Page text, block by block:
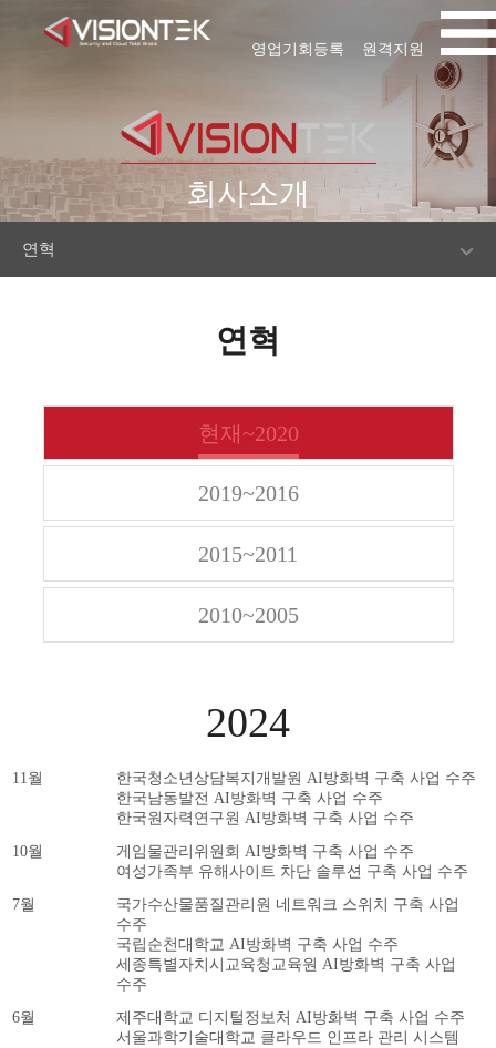
원격지원
영업기회등록
회사소개
연혁
연혁
현재~2020
2019~2016
2015~2011
2010~2005
2024
11월
한국청소년상담복지개발원 AI방화벽 구축 사업 수주
한국남동발전 AI방화벽 구축 사업 수주
한국원자력연구원 AI방화벽 구축 사업 수주
10월
게임물관리위원회 AI방화벽 구축 사업 수주
여성가족부 유해사이트 차단 솔루션 구축 사업 수주
7월
국가수산물품질관리원 네트워크 스위치 구축 사업
수주
국립순천대학교 AI방화벽 구축 사업 수주
세종특별자치시교육청교육원 AI방화벽 구축 사업
수주
6월
제주대학교 디지털정보처 AI방화벽 구축 사업 수주
서울과학기술대학교 클라우드 인프라 관리 시스템